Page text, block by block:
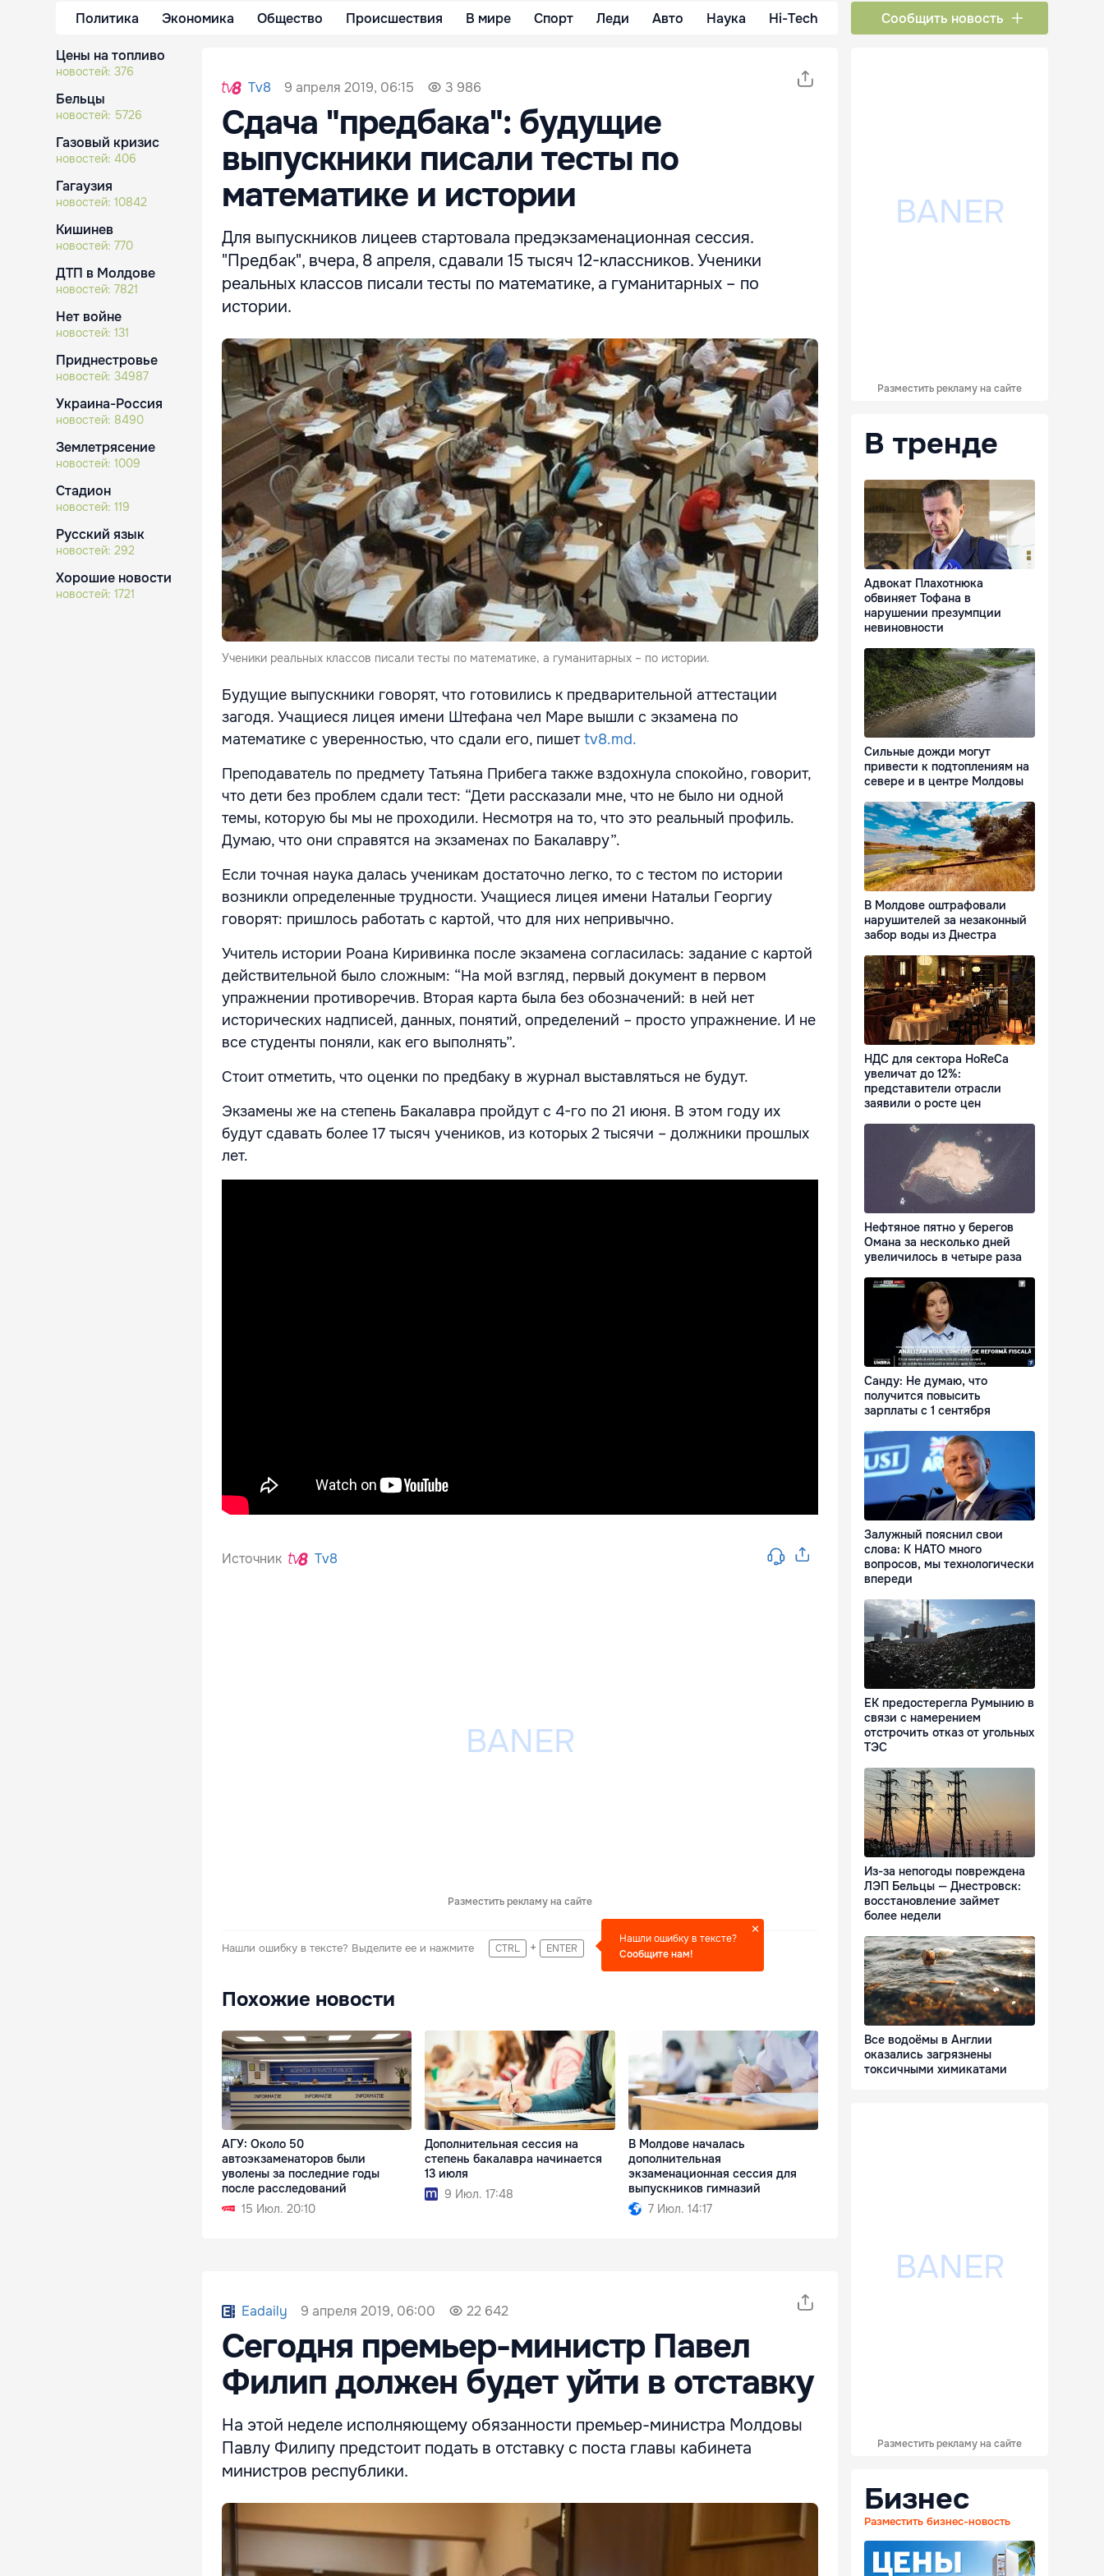
Политика Экономика Общество Происшествия В мире Спорт Леди Авто Наука Hi-Tech Сообщить новость
Цены на топливо
новостей: 376
Бельцы
новостей: 5726
Газовый кризис
новостей: 406
Гагаузия
новостей: 10842
Кишинев
новостей: 770
ДТП в Молдове
новостей: 7821
Нет войне
новостей: 131
Приднестровье
новостей: 34987
Украина-Россия
новостей: 8490
Землетрясение
новостей: 1009
Стадион
новостей: 119
Русский язык
новостей: 292
Хорошие новости
новостей: 1721
Tv8 9 апреля 2019, 06:15 3 986
Сдача "предбака": будущие
выпускники писали тесты по
математике и истории
Для выпускников лицеев стартовала предэкзаменационная сессия.
"Предбак", вчера, 8 апреля, сдавали 15 тысяч 12-классников. Ученики
реальных классов писали тесты по математике, а гуманитарных – по
истории.
Ученики реальных классов писали тесты по математике, а гуманитарных – по истории.
Будущие выпускники говорят, что готовились к предварительной аттестации
загодя. Учащиеся лицея имени Штефана чел Маре вышли с экзамена по
математике с уверенностью, что сдали его, пишетtv8.md.
Преподаватель по предмету Татьяна Прибега также вздохнула спокойно, говорит,
что дети без проблем сдали тест: “Дети рассказали мне, что не было ни одной
темы, которую бы мы не проходили. Несмотря на то, что это реальный профиль.
Думаю, что они справятся на экзаменах по Бакалавру”.
Если точная наука далась ученикам достаточно легко, то с тестом по истории
возникли определенные трудности. Учащиеся лицея имени Натальи Георгиу
говорят: пришлось работать с картой, что для них непривычно.
Учитель истории Роана Киривинка после экзамена согласилась: задание с картой
действительной было сложным: “На мой взгляд, первый документ в первом
упражнении противоречив. Вторая карта была без обозначений: в ней нет
исторических надписей, данных, понятий, определений – просто упражнение. И не
все студенты поняли, как его выполнять”.
Стоит отметить, что оценки по предбаку в журнал выставляться не будут.
Экзамены же на степень Бакалавра пройдут с 4-го по 21 июня. В этом году их
будут сдавать более 17 тысяч учеников, из которых 2 тысячи – должники прошлых
лет.
Источник Tv8
Разместить рекламу на сайте
Нашли ошибку в тексте? Выделите ее и нажмите CTRL + ENTER
Нашли ошибку в тексте?
Сообщите нам!
Похожие новости
АГУ: Около 50
автоэкзаменаторов были
уволены за последние годы
после расследований
15 Июл. 20:10
Дополнительная сессия на
степень бакалавра начинается
13 июля
9 Июл. 17:48
В Молдове началась
дополнительная
экзаменационная сессия для
выпускников гимназий
7 Июл. 14:17
Eadaily 9 апреля 2019, 06:00 22 642
Сегодня премьер-министр Павел
Филип должен будет уйти в отставку
На этой неделе исполняющему обязанности премьер-министра Молдовы
Павлу Филипу предстоит подать в отставку с поста главы кабинета
министров республики.
Разместить рекламу на сайте
В тренде
Адвокат Плахотнюка
обвиняет Тофана в
нарушении презумпции
невиновности
Сильные дожди могут
привести к подтоплениям на
севере и в центре Молдовы
В Молдове оштрафовали
нарушителей за незаконный
забор воды из Днестра
НДС для сектора HoReCa
увеличат до 12%:
представители отрасли
заявили о росте цен
Нефтяное пятно у берегов
Омана за несколько дней
увеличилось в четыре раза
Санду: Не думаю, что
получится повысить
зарплаты с 1 сентября
Залужный пояснил свои
слова: К НАТО много
вопросов, мы технологически
впереди
ЕК предостерегла Румынию в
связи с намерением
отстрочить отказ от угольных
ТЭС
Из-за непогоды повреждена
ЛЭП Бельцы — Днестровск:
восстановление займет
более недели
Все водоёмы в Англии
оказались загрязнены
токсичными химикатами
Разместить рекламу на сайте
Бизнес
Разместить бизнес-новость